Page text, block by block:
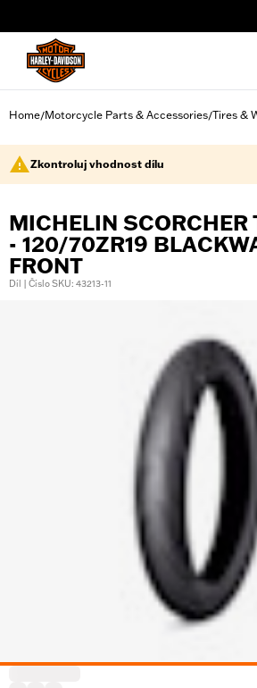
Home/Motorcycle Parts & Accessories/Tires &
Zkontroluj vhodnost dílu
MICHELIN SCORCHER
- 120/70ZR19
FRONT
Díl | Číslo SKU: 43213-11